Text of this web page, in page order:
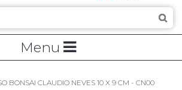
Menu
BONSAI CLAUDIO NEVES 10 X 9 CM - CN00